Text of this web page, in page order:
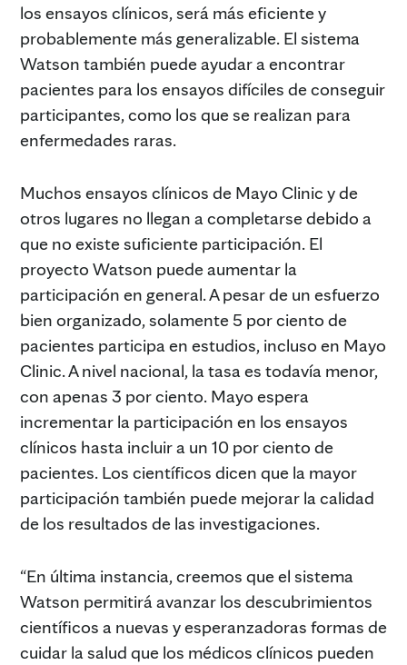
los ensayos clínicos, será más eficiente y
probablemente más generalizable. El sistema
Watson también puede ayudar a encontrar
pacientes para los ensayos difíciles de conseguir
participantes, como los que se realizan para
enfermedades raras.
Muchos ensayos clínicos de Mayo Clinic y de
otros lugares no llegan a completarse debido a
que no existe suficiente participación. El
proyecto Watson puede aumentar la
participación en general. A pesar de un esfuerzo
bien organizado, solamente 5 por ciento de
pacientes participa en estudios, incluso en Mayo
Clinic. A nivel nacional, la tasa es todavía menor,
con apenas 3 por ciento. Mayo espera
incrementar la participación en los ensayos
clínicos hasta incluir a un 10 por ciento de
pacientes. Los científicos dicen que la mayor
participación también puede mejorar la calidad
de los resultados de las investigaciones.
“En última instancia, creemos que el sistema
Watson permitirá avanzar los descubrimientos
científicos a nuevas y esperanzadoras formas de
cuidar la salud que los médicos clínicos pueden